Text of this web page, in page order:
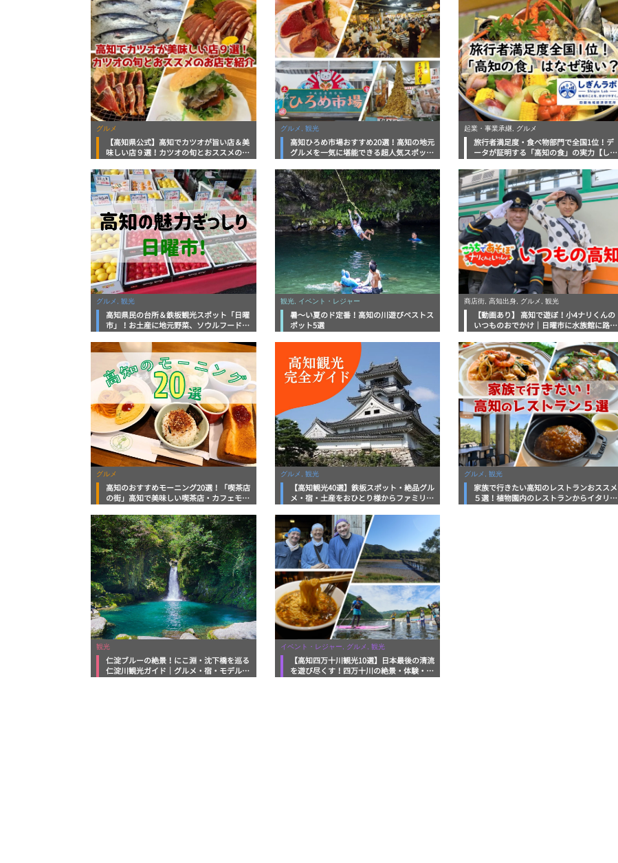
グルメ
【高知県公式】高知でカツオが旨い店＆美
味しい店９選！カツオの旬とおススメのお
グルメ, 観光
高知ひろめ市場おすすめ20選！高知の地元
グルメを一気に堪能できる超人気スポット
起業・事業承継, グルメ
旅行者満足度・食べ物部門で全国1位！デ
ータが証明する「高知の食」の実力【しぎ
グルメ, 観光
高知県民の台所＆鉄板観光スポット「日曜
市」！お土産に地元野菜、ソウルフードま
底解説！
観光, イベント・レジャー
暑～い夏のド定番！高知の川遊びベストス
ポット5選
商店街, 高知出身, グルメ, 観光
【動画あり】 高知で遊ぼ！小4ナリくんの
いつものおでかけ｜日曜市に水族館に路面
グルメ
高知のおすすめモーニング20選！「喫茶店
の街」高知で美味しい喫茶店・カフェモー
グルメ, 観光
【高知観光40選】鉄板スポット・絶品グル
メ・宿・土産をおひとり様からファミリー
グルメ, 観光
家族で行きたい高知のレストランおススメ
５選！植物園内のレストランからイタリア
観光
仁淀ブルーの絶景！にこ淵・沈下橋を巡る
仁淀川観光ガイド｜グルメ・宿・モデルコ
イベント・レジャー, グルメ, 観光
【高知四万十川観光10選】日本最後の清流
を遊び尽くす！四万十川の絶景・体験・グ